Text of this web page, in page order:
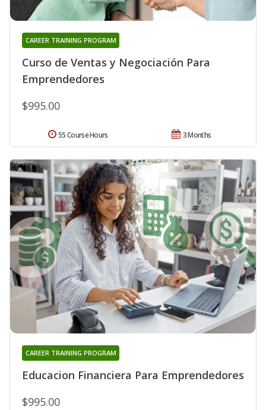
Curso de Ventas y Negociación Para
Emprendedores
CAREER TRAINING PROGRAM
$995.00
3 Months
55 Course Hours
Educacion Financiera Para Emprendedores
CAREER TRAINING PROGRAM
$995.00